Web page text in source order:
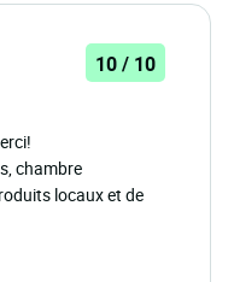
10 / 10
chambre
locaux et de